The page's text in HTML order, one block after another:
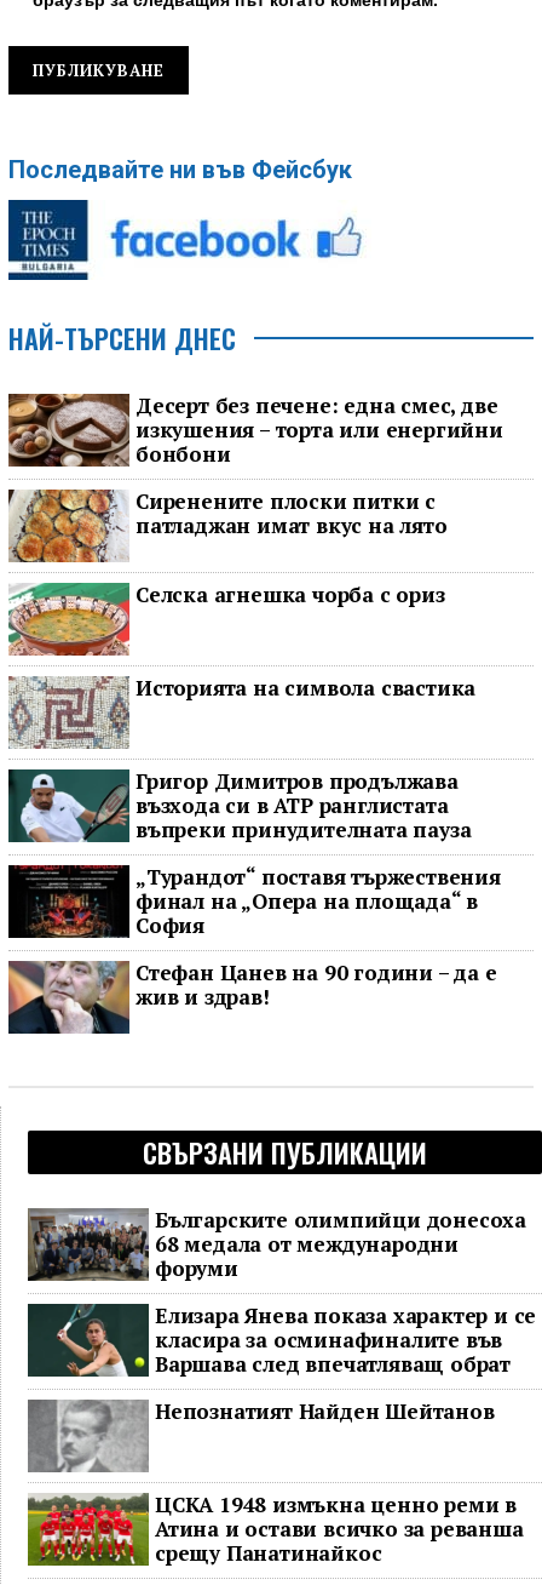
Последвайте ни във Фейсбук
НАЙ-ТЪРСЕНИ ДНЕС
Десерт без печене: една смес, две
изкушения – торта или енергийни
бонбони
Сиренените плоски питки с
патладжан имат вкус на лято
Селска агнешка чорба с ориз
Историята на символа свастика
Григор Димитров продължава
възхода си в ATP ранглистата
въпреки принудителната пауза
„Турандот“ поставя тържествения
финал на „Опера на площада“ в
София
Стефан Цанев на 90 години – да е
жив и здрав!
СВЪРЗАНИ ПУБЛИКАЦИИ
Българските олимпийци донесоха
68 медала от международни
форуми
Елизара Янева показа характер и се
класира за осминафиналите във
Варшава след впечатляващ обрат
Непознатият Найден Шейтанов
ЦСКА 1948 измъкна ценно реми в
Атина и остави всичко за реванша
срещу Панатинайкос